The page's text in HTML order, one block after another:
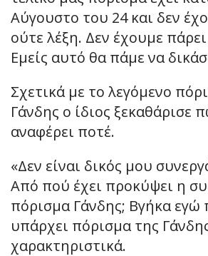
Αύγουστο του 24 και δεν
ούτε λέξη. Δεν έχουμε
Εμείς αυτό θα πάμε να
Σχετικά με το λεγόμενο
Γάνδης ο ίδιος ξεκαθάρισε
αναφέρει ποτέ.
«Δεν είναι δικός μου
Από πού έχει προκύψει η
πόρισμα Γάνδης; Βγήκα εγώ
υπάρχει πόρισμα της
χαρακτηριστικά.